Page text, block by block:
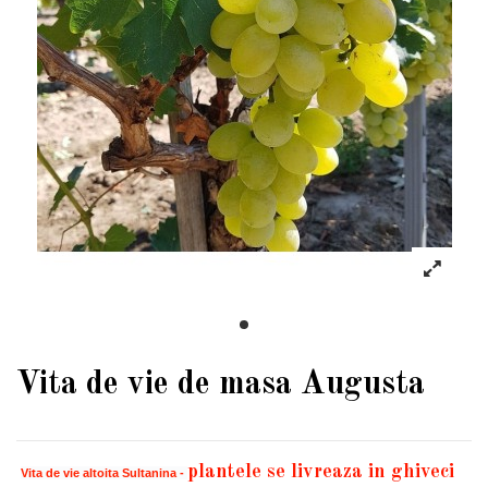
Vita de vie de masa Augusta
Vita de vie altoita Sultanina - plantele se livreaza in ghiveci